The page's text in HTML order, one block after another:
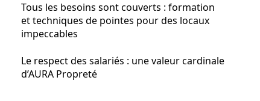
Tous les besoins sont couverts : formation
et techniques de pointes pour des locaux
impeccables
Le respect des salariés : une valeur cardinale
d’AURA Propreté